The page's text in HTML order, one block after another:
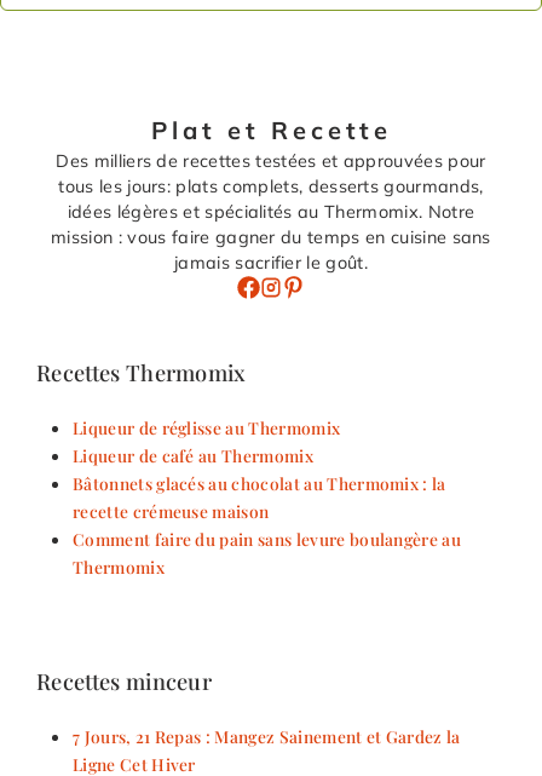
Plat et Recette
Des milliers de recettes testées et approuvées pour
tous les jours: plats complets, desserts gourmands,
idées légères et spécialités au Thermomix. Notre
mission : vous faire gagner du temps en cuisine sans
jamais sacrifier le goût.
Recettes Thermomix
Liqueur de réglisse au Thermomix
Liqueur de café au Thermomix
Bâtonnets glacés au chocolat au Thermomix : la
recette crémeuse maison
Comment faire du pain sans levure boulangère au
Thermomix
Recettes minceur
7 Jours, 21 Repas : Mangez Sainement et Gardez la
Ligne Cet Hiver